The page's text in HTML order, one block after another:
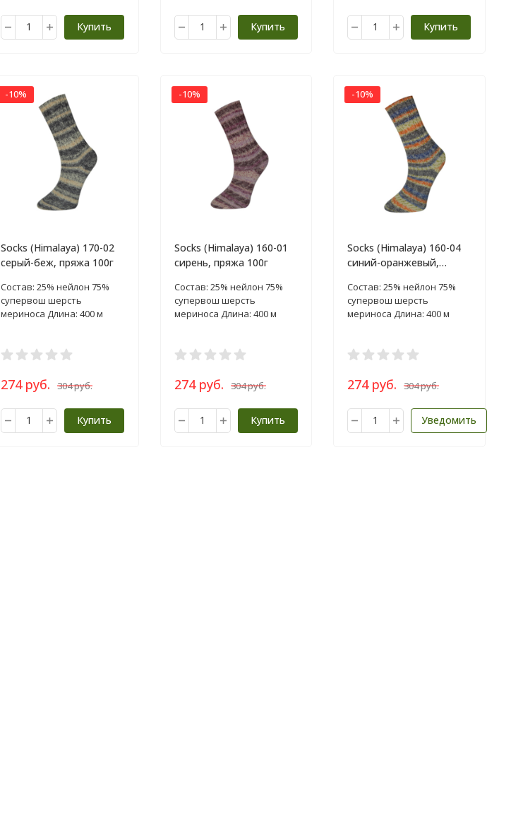
Купить Купить Купить
-10%
Socks (Himalaya) 170-02
серый-беж, пряжа 100г
Состав: 25% нейлон 75%
супервош шерсть
мериноса Длина: 400 м
274 руб. 304 руб.
Купить
-10%
Socks (Himalaya) 160-01
сирень, пряжа 100г
Состав: 25% нейлон 75%
супервош шерсть
мериноса Длина: 400 м
274 руб. 304 руб.
Купить
-10%
Socks (Himalaya) 160-04
синий-оранжевый,
Состав: 25% нейлон 75%
супервош шерсть
мериноса Длина: 400 м
274 руб. 304 руб.
Уведомить